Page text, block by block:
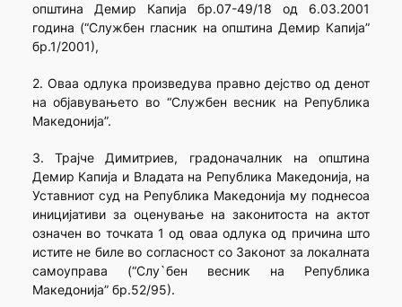
општина Демир Капија бр.07-49/18 од 6.03.2001
година (“Службен гласник на општина Демир Капија”
бр.1/2001),
2. Оваа одлука произведува правно дејство од денот
на објавувањето во “Службен весник на Република
Македонија”.
3. Трајче Димитриев, градоначалник на општина
Демир Капија и Владата на Република Македонија, на
Уставниот суд на Република Македонија му поднесоа
иницијативи за оценување на законитоста на актот
означен во точката 1 од оваа одлука од причина што
истите не биле во согласност со Законот за локалната
самоуправа (“Слу`бен весник на Република
Македонија” бр.52/95).